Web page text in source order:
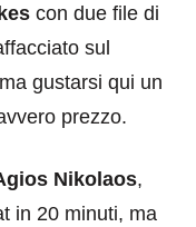
con due file di
sul
gustarsi qui un
prezzo.
Nikolaos,
in 20 minuti, ma